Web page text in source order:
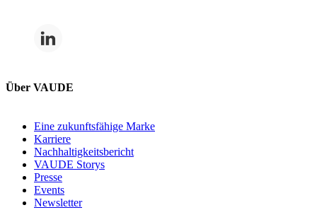
Über VAUDE
Eine zukunftsfähige Marke
Karriere
Nachhaltigkeitsbericht
VAUDE Storys
Presse
Events
Newsletter